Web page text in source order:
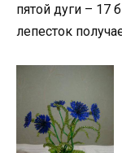
пятой дуги – 17
лепесток